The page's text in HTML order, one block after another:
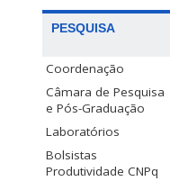
PESQUISA
Coordenação
Câmara de Pesquisa
e Pós-Graduação
Laboratórios
Bolsistas
Produtividade CNPq